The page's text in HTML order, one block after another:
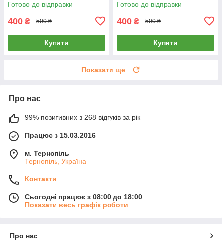
Готово до відправки
400 ₴ 500 ₴
Купити
Готово до відправки
400 ₴ 500 ₴
Купити
Показати ще
Про нас
99% позитивних з 268 відгуків за рік
Працює з 15.03.2016
м. Тернопіль
Тернопіль, Україна
Контакти
Сьогодні працює з 08:00 до 18:00
Показати весь графік роботи
Про нас